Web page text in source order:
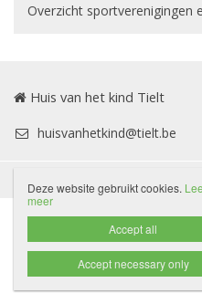
Overzicht sportverenigingen
Huis van het kind Tielt
huisvanhetkind@tielt.be
Website
Deze website gebruikt cookies.
meer
Accept all
Accept necessary only